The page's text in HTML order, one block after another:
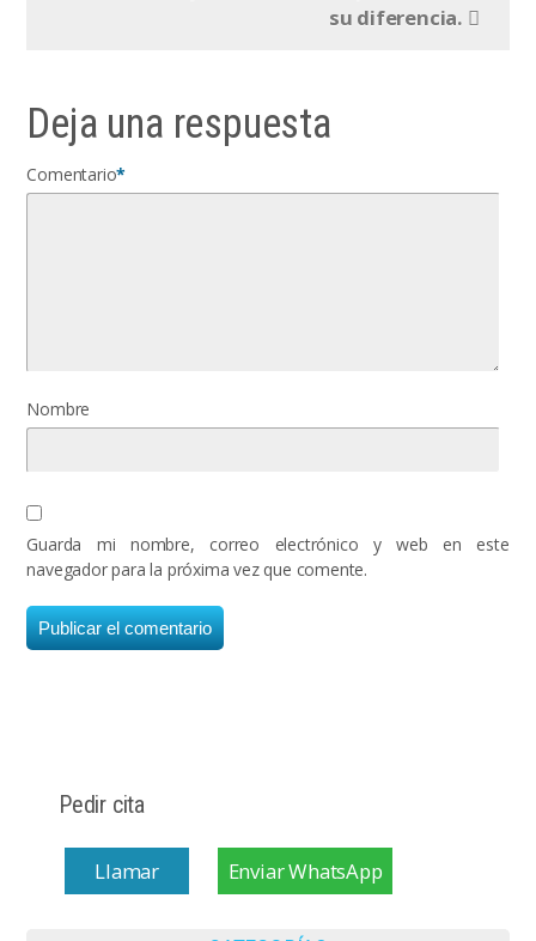
su diferencia.
Deja una respuesta
Comentario*
Nombre
Guarda mi nombre, correo electrónico y web en este
navegador para la próxima vez que comente.
Pedir cita
Llamar Enviar WhatsApp